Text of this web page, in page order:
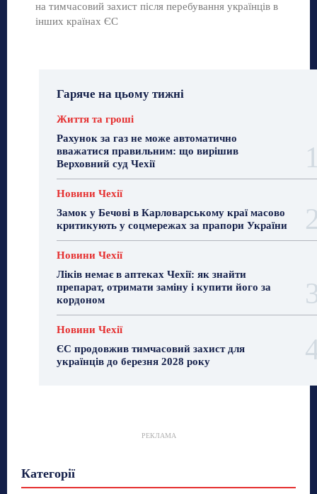
на тимчасовий захист після перебування українців в
інших країнах ЄС
Гаряче на цьому тижні
Життя та гроші
Рахунок за газ не може автоматично
вважатися правильним: що вирішив
Верховний суд Чехії
Новини Чехії
Замок у Бечові в Карловарському краї масово
критикують у соцмережах за прапори України
Новини Чехії
Ліків немає в аптеках Чехії: як знайти
препарат, отримати заміну і купити його за
кордоном
Новини Чехії
ЄС продовжив тимчасовий захист для
українців до березня 2028 року
РЕКЛАМА
Категорії